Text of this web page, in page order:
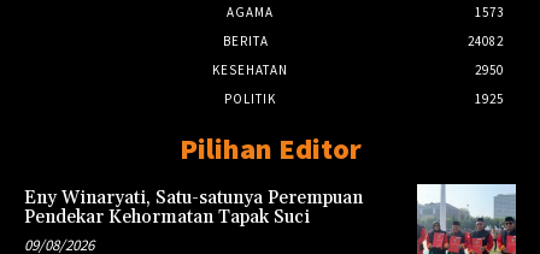
AGAMA
1573
BERITA
24082
KESEHATAN
2950
POLITIK
1925
Pilihan Editor
Eny Winaryati, Satu-satunya Perempuan
Pendekar Kehormatan Tapak Suci
09/08/2026